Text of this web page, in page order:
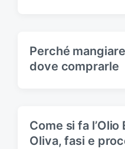
Perché
dove comprarle
Come si fa
Oliva, fasi e